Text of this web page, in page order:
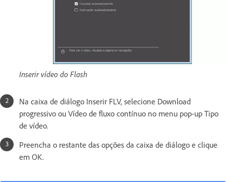
Inserir vídeo do Flash
Na caixa de diálogo Inserir FLV, selecione Download
progressivo ou Vídeo de fluxo contínuo no menu pop-up Tipo
de vídeo.
Preencha o restante das opções da caixa de diálogo e clique
em OK.